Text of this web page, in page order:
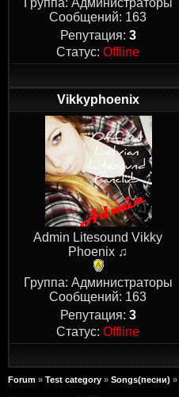
Группа: Администраторы
Сообщений: 163
Репутация: 3
Статус:Offline
Vikkyphoenix
Admin Litesound Vikky
Phoenix ♫
Группа: Администраторы
Сообщений: 163
Репутация: 3
Статус:Offline
Forum » Test category » Songs(песни) »